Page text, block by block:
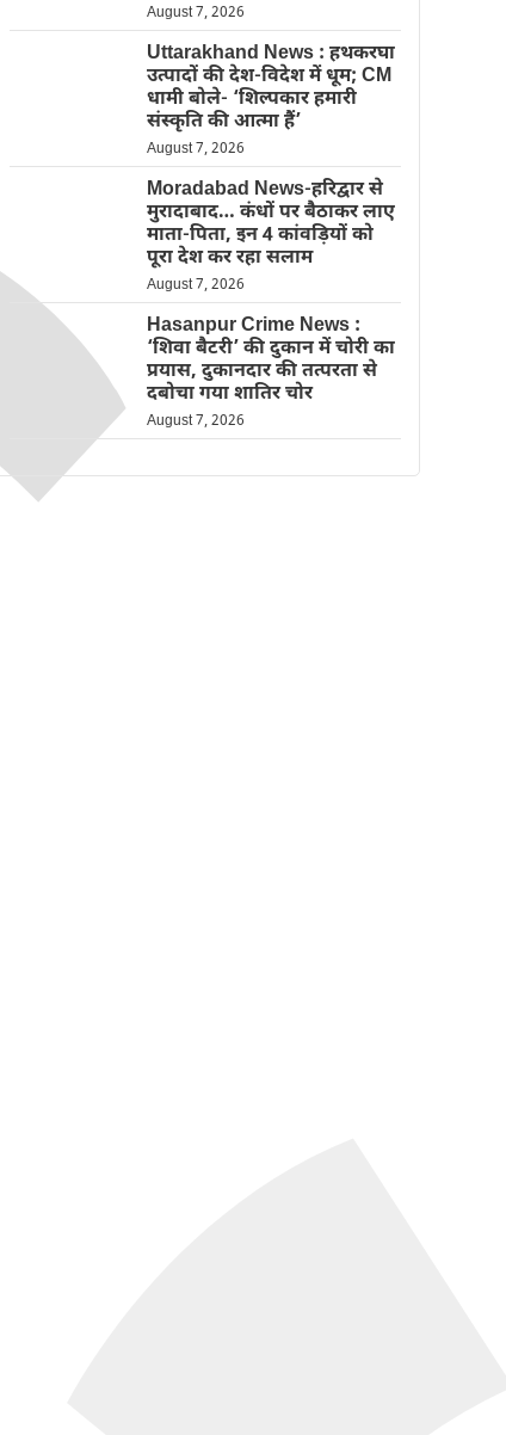
August 7, 2026
Uttarakhand News : हथकरघा
उत्पादों की देश-विदेश में धूम; CM
धामी बोले- ‘शिल्पकार हमारी
संस्कृति की आत्मा हैं’
August 7, 2026
Moradabad News-हरिद्वार से
मुरादाबाद… कंधों पर बैठाकर लाए
माता-पिता, इन 4 कांवड़ियों को
पूरा देश कर रहा सलाम
August 7, 2026
Hasanpur Crime News :
‘शिवा बैटरी’ की दुकान में चोरी का
प्रयास, दुकानदार की तत्परता से
दबोचा गया शातिर चोर
August 7, 2026